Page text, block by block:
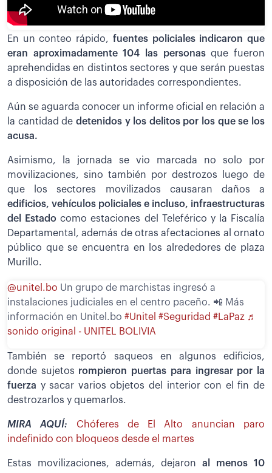
En un conteo rápido, fuentes policiales indicaron que
eran aproximadamente 104 las personasque fueron
aprehendidas en distintos sectores y que serán puestas
a disposición de las autoridades correspondientes.
Aún se aguarda conocer un informe oficial en relación a
la cantidad de detenidos y los delitos por los que se los
acusa.
Asimismo, la jornada se vio marcada no solo por
movilizaciones, sino también por destrozos luego de
que los sectores movilizados causaran daños a
edificios, vehículos policiales e incluso, infraestructuras
del Estado como estaciones del Teleférico y la Fiscalía
Departamental, además de otras afectaciones al ornato
público que se encuentra en los alrededores de plaza
Murillo.
@unitel.bo Un grupo de marchistas ingresó a
instalaciones judiciales en el centro paceño. 📲 Más
información en Unitel.bo #Unitel #Seguridad #LaPaz ♬
sonido original - UNITEL BOLIVIA
También se reportó saqueos en algunos edificios,
donde sujetos rompieron puertas para ingresar por la
fuerza y sacar varios objetos del interior con el fin de
destrozarlos y quemarlos.
MIRA AQUÍ:
Chóferes de El Alto anuncian paro
indefinido con bloqueos desde el martes
Estas movilizaciones, además, dejaron al menos 10